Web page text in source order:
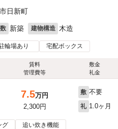
日新町
新築 建物構造 木造
輪場あり 宅配ボックス
賃料
管理費等
敷金
礼金
7.5万円
2,300円
敷 不要
礼 1.0ヶ月
グ 追い炊き機能